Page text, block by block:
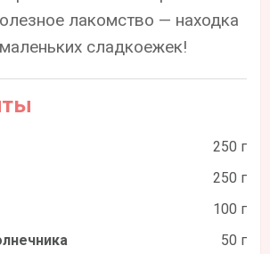
лакомство — находка
сладкоежек!
250 г
250 г
100 г
50 г